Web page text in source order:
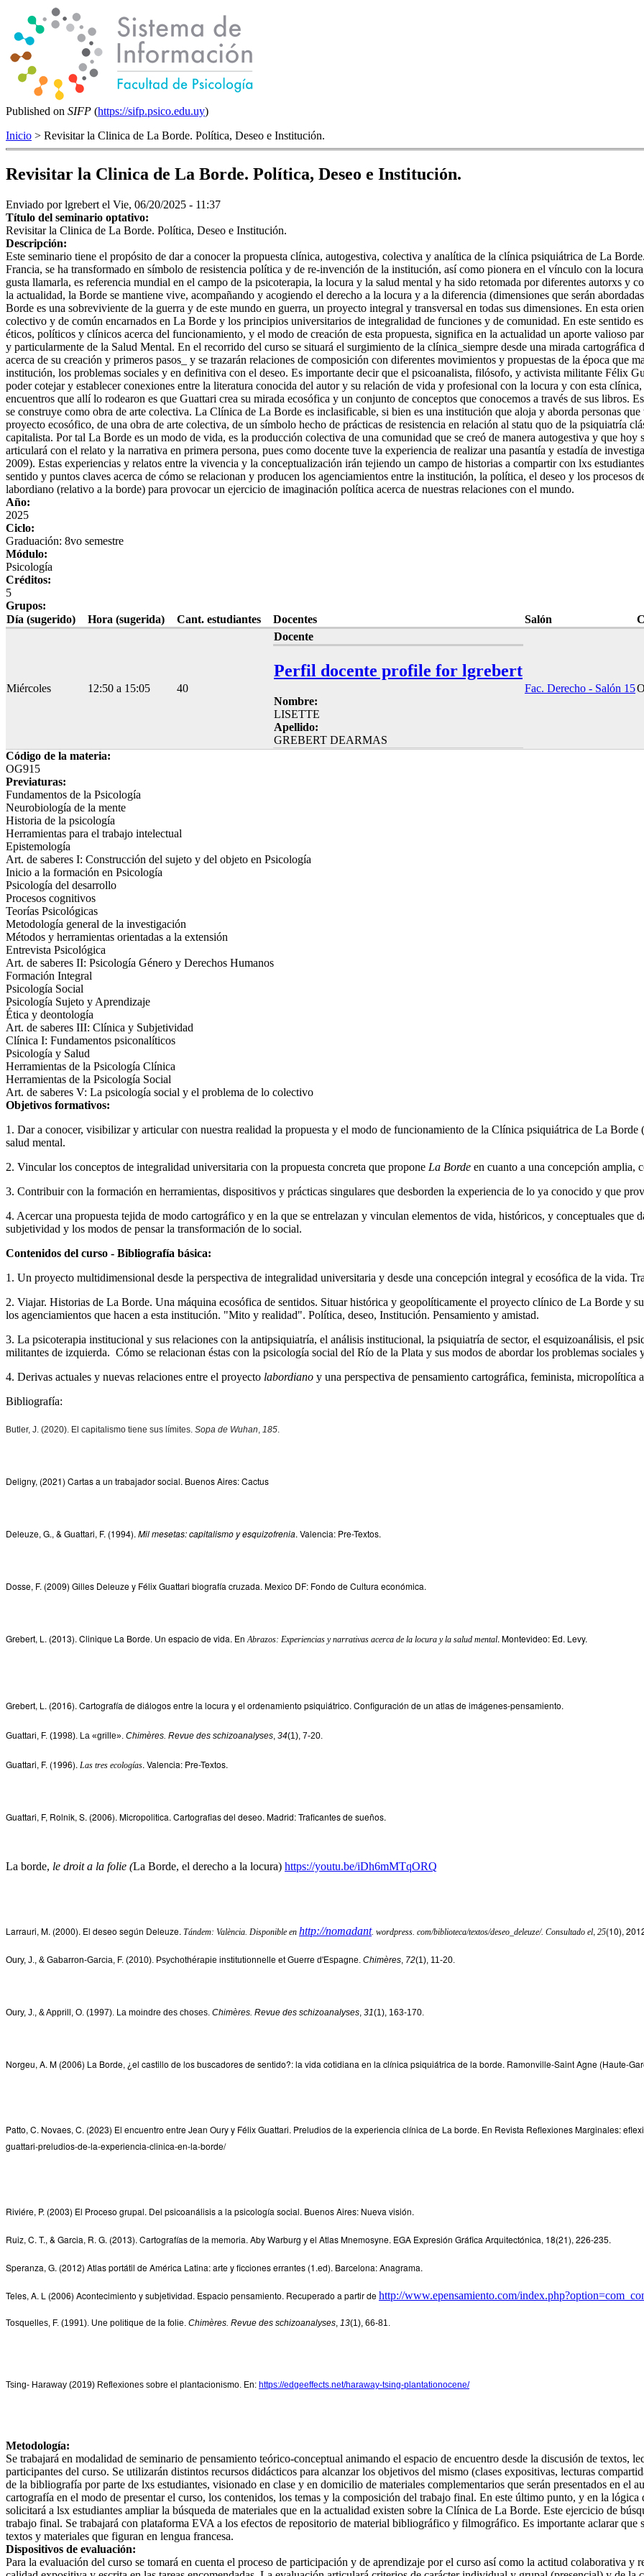
Published on SIFP (https://sifp.psico.edu.uy)
Inicio > Revisitar la Clinica de La Borde. Política, Deseo e Institución.
Revisitar la Clinica de La Borde. Política, Deseo e Institución.
Enviado porlgrebert el Vie, 06/20/2025 - 11:37
Título del seminario optativo:
Revisitar la Clinica de La Borde. Política, Deseo e Institución.
Descripción:
Este seminario tiene el propósito de dar a conocer la propuesta clínica, autogestiva, colectiva y analítica de la clínica psiquiátrica de La
Francia, se ha transformado en símbolo de resistencia política y de re-invención de la institución, así como pionera en el vínculo con la
gusta llamarla, es referencia mundial en el campo de la psicoterapia, la locura y la salud mental y ha sido retomada por diferentes autorxs y
la actualidad, la Borde se mantiene vive, acompañando y acogiendo el derecho a la locura y a la diferencia (dimensiones que serán
Borde es una sobreviviente de la guerra y de este mundo en guerra, un proyecto integral y transversal en todas sus dimensiones. En esta
colectivo y de común encarnados en La Borde y los principios universitarios de integralidad de funciones y de comunidad. En este sentido
éticos, políticos y clínicos acerca del funcionamiento, y el modo de creación de esta propuesta, significa en la actualidad un aporte valioso
y particularmente de la Salud Mental. En el recorrido del curso se situará el surgimiento de la clínica_siempre desde una mirada cartográfica
acerca de su creación y primeros pasos_ y se trazarán relaciones de composición con diferentes movimientos y propuestas de la época que
institución, los problemas sociales y en definitiva con el deseo. Es importante decir que el psicoanalista, filósofo, y activista militante Félix
poder cotejar y establecer conexiones entre la literatura conocida del autor y su relación de vida y profesional con la locura y con esta
encuentros que allí lo rodearon es que Guattari crea su mirada ecosófica y un conjunto de conceptos que conocemos a través de sus libros.
se construye como obra de arte colectiva. La Clínica de La Borde es inclasificable, si bien es una institución que aloja y aborda personas
proyecto ecosófico, de una obra de arte colectiva, de un símbolo hecho de prácticas de resistencia en relación al statu quo de la psiquiatría
capitalista. Por tal La Borde es un modo de vida, es la producción colectiva de una comunidad que se creó de manera autogestiva y que
articulará con el relato y la narrativa en primera persona, pues como docente tuve la experiencia de realizar una pasantía y estadía de
2009). Estas experiencias y relatos entre la vivencia y la conceptualización irán tejiendo un campo de historias a compartir con lxs
sentido y puntos claves acerca de cómo se relacionan y producen los agenciamientos entre la institución, la política, el deseo y los
labordiano (relativo a la borde) para provocar un ejercicio de imaginación política acerca de nuestras relaciones con el mundo.
Año:
2025
Ciclo:
Graduación: 8vo semestre
Módulo:
Psicología
Créditos:
5
Grupos:
Día (sugerido)
Hora (sugerida) Cant. estudiantes Docentes Salón
Miércoles 12:50 a 15:05 40
Docente
Perfil docente profile for lgrebert
Nombre:
LISETTE
Apellido:
GREBERT DEARMAS
Fac. Derecho - Salón 15
Código de la materia:
OG915
Previaturas:
Fundamentos de la Psicología
Neurobiología de la mente
Historia de la psicología
Herramientas para el trabajo intelectual
Epistemología
Art. de saberes I: Construcción del sujeto y del objeto en Psicología
Inicio a la formación en Psicología
Psicología del desarrollo
Procesos cognitivos
Teorías Psicológicas
Metodología general de la investigación
Métodos y herramientas orientadas a la extensión
Entrevista Psicológica
Art. de saberes II: Psicología Género y Derechos Humanos
Formación Integral
Psicología Social
Psicología Sujeto y Aprendizaje
Ética y deontología
Art. de saberes III: Clínica y Subjetividad
Clínica I: Fundamentos psiconalíticos
Psicología y Salud
Herramientas de la Psicología Clínica
Herramientas de la Psicología Social
Art. de saberes V: La psicología social y el problema de lo colectivo
Objetivos formativos:
1. Dar a conocer, visibilizar y articular con nuestra realidad la propuesta y el modo de funcionamiento de la Clínica psiquiátrica de La
salud mental.
2. Vincular los conceptos de integralidad universitaria con la propuesta concreta que propone La Borde en cuanto a una concepción amplia,
3. Contribuir con la formación en herramientas, dispositivos y prácticas singulares que desborden la experiencia de lo ya conocido y que
4. Acercar una propuesta tejida de modo cartográfico y en la que se entrelazan y vinculan elementos de vida, históricos, y conceptuales que
subjetividad y los modos de pensar la transformación de lo social.
Contenidos del curso - Bibliografía básica:
1. Un proyecto multidimensional desde la perspectiva de integralidad universitaria y desde una concepción integral y ecosófica de la vida.
2. Viajar. Historias de La Borde. Una máquina ecosófica de sentidos. Situar histórica y geopolíticamente el proyecto clínico de La Borde y
los agenciamientos que hacen a esta institución. "Mito y realidad". Política, deseo, Institución. Pensamiento y amistad.
3. La psicoterapia institucional y sus relaciones con la antipsiquiatría, el análisis institucional, la psiquiatría de sector, el esquizoanálisis, el
militantes de izquierda. Cómo se relacionan éstas con la psicología social del Río de la Plata y sus modos de abordar los problemas
4. Derivas actuales y nuevas relaciones entre el proyecto labordiano y una perspectiva de pensamiento cartográfica, feminista, micropolítica
Bibliografía:
Butler, J. (2020). El capitalismo tiene sus límites. Sopa de Wuhan, 185.
Deligny, (2021) Cartas a un trabajador social. Buenos Aires: Cactus
Deleuze, G., & Guattari, F. (1994). Mil mesetas: capitalismo y esquizofrenia. Valencia: Pre-Textos.
Dosse, F. (2009) Gilles Deleuze y Félix Guattari biografía cruzada. Mexico DF: Fondo de Cultura económica.
Grebert, L. (2013). Clinique La Borde. Un espacio de vida. En Abrazos: Experiencias y narrativas acerca de la locura y la salud mental. Montevideo: Ed. Levy.
Grebert, L. (2016). Cartografía de diálogos entre la locura y el ordenamiento psiquiátrico. Configuración de un atlas de imágenes-pensamiento.
Guattari, F. (1998). La «grille». Chimères. Revue des schizoanalyses, 34(1), 7-20.
Guattari, F. (1996). Las tres ecologías. Valencia: Pre-Textos.
Guattari, F, Rolnik, S. (2006). Micropolitica. Cartografias del deseo. Madrid: Traficantes de sueños.
La borde, le droit a la folie (La Borde, el derecho a la locura) https://youtu.be/iDh6mMTqORQ
Larrauri, M. (2000). El deseo según Deleuze. Tándem: València. Disponible en http://nomadant. wordpress. com/biblioteca/textos/deseo_deleuze/. Consultado el, 25(10),
Oury, J., & Gabarron-Garcia, F. (2010). Psychothérapie institutionnelle et Guerre d'Espagne. Chimères, 72(1), 11-20.
Oury, J., & Apprill, O. (1997). La moindre des choses. Chimères. Revue des schizoanalyses, 31(1), 163-170.
Norgeu, A. M (2006) La Borde, ¿el castillo de los buscadores de sentido?: la vida cotidiana en la clínica psiquiátrica de la borde. Ramonville-Saint Agne (Haute-
Patto, C. Novaes, C. (2023) El encuentro entre Jean Oury y Félix Guattari. Preludios de la experiencia clínica de La borde. En Revista Reflexiones Marginales:
guattari-preludios-de-la-experiencia-clinica-en-la-borde/
Riviére, P. (2003) El Proceso grupal. Del psicoanálisis a la psicología social. Buenos Aires: Nueva visión.
Ruiz, C. T., & Garcia, R. G. (2013). Cartografías de la memoria. Aby Warburg y el Atlas Mnemosyne. EGA Expresión Gráfica Arquitectónica, 18(21), 226-235.
Speranza, G. (2012) Atlas portátil de América Latina: arte y ficciones errantes (1.ed). Barcelona: Anagrama.
Teles, A. L (2006) Acontecimiento y subjetividad. Espacio pensamiento. Recuperado a partir dehttp://www.epensamiento.com/
Tosquelles, F. (1991). Une politique de la folie. Chimères. Revue des schizoanalyses, 13(1), 66-81.
Tsing- Haraway (2019) Reflexiones sobre el plantacionismo. En: https://edgeeffects.net/haraway-tsing-plantationocene/
Metodología:
Se trabajará en modalidad de seminario de pensamiento teórico-conceptual animando el espacio de encuentro desde la discusión de textos,
participantes del curso. Se utilizarán distintos recursos didácticos para alcanzar los objetivos del mismo (clases expositivas, lecturas
de la bibliografía por parte de lxs estudiantes, visionado en clase y en domicilio de materiales complementarios que serán presentados en el
cartografía en el modo de presentar el curso, los contenidos, los temas y la composición del trabajo final. En este último punto, y en la
solicitará a lsx estudiantes ampliar la búsqueda de materiales que en la actualidad existen sobre la Clínica de La Borde. Este ejercicio de
trabajo final. Se trabajará con plataforma EVA a los efectos de repositorio de material bibliográfico y filmográfico. Es importante aclarar que
textos y materiales que figuran en lengua francesa.
Dispositivos de evaluación:
Para la evaluación del curso se tomará en cuenta el proceso de participación y de aprendizaje por el curso así como la actitud colaborativa y